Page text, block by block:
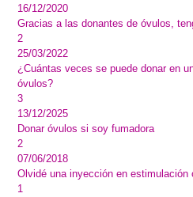
16/12/2020
Gracias a las donantes de óvulos,
2
25/03/2022
¿Cuántas veces se puede donar en
óvulos?
3
13/12/2025
Donar óvulos si soy fumadora
2
07/06/2018
Olvidé una inyección en estimulación
1